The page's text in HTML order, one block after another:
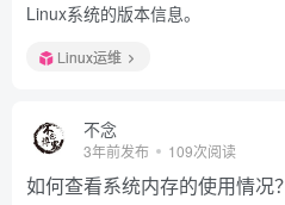
Linux系统的版本信息。
Linux运维
不念
3年前发布 109次阅读
如何查看系统内存的使用情况？